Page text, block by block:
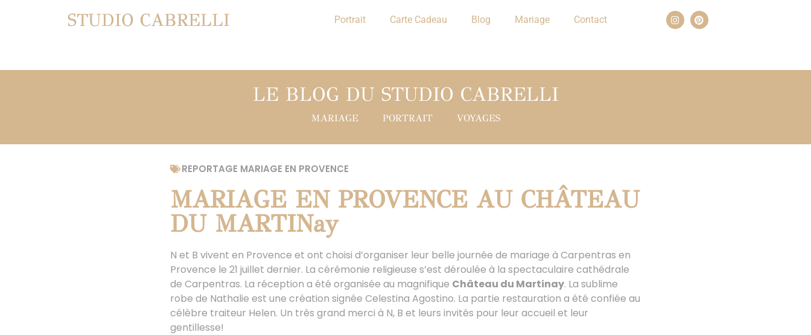
STUDIO CABRELLI Portrait Carte Cadeau Blog Mariage Contact
LE BLOG DU STUDIO CABRELLI
MARIAGE PORTRAIT VOYAGES
REPORTAGE MARIAGE EN PROVENCE
MARIAGE EN PROVENCE AU CHÂTEAU
DU MARTINay
N et B vivent en Provence et ont choisi d’organiser leur belle journée de mariage à Carpentras en
Provence le 21 juillet dernier. La cérémonie religieuse s’est déroulée à la spectaculaire cathédrale
de Carpentras. La réception a été organisée au magnifique Château du Martinay. La sublime
robe de Nathalie est une création signée Celestina Agostino. La partie restauration a été confiée au
célèbre traiteur Helen. Un très grand merci à N, B et leurs invités pour leur accueil et leur
gentillesse!